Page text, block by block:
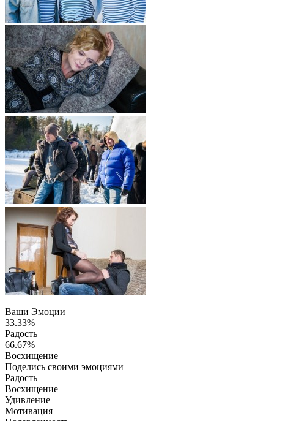
Ваши Эмоции
33.33%
Радость
66.67%
Восхищение
Поделись своими эмоциями
Радость
Восхищение
Удивление
Мотивация